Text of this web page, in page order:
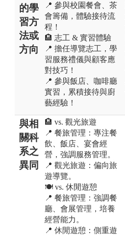
的學
習方
法或
方向
📍 參與校園餐會、茶
會籌備，體驗接待流
程！
🏨 志工 & 實習體驗
📍 擔任導覽志工，學
習服務禮儀與顧客應
對技巧！
📍 參與飯店、咖啡廳
實習，累積接待與廚
藝經驗！
與相
關科
系之
異同
🏨 vs. 觀光旅遊
📍 餐旅管理：專注餐
飲、飯店、宴會經
營，強調服務管理。
📍 觀光旅遊：偏向旅
遊導覽。
🍽️ vs. 休閒遊憩
📍 餐旅管理：強調餐
廳、會展管理，培養
經營能力。
📍 休閒遊憩：側重遊